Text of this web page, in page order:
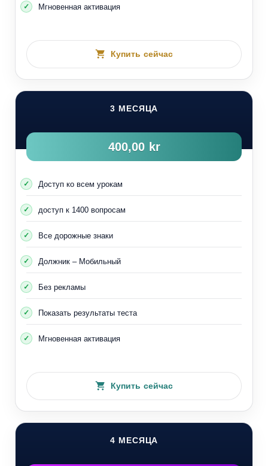
Мгновенная активация
Купить сейчас
3 МЕСЯЦА
400,00 kr
Доступ ко всем урокам
доступ к 1400 вопросам
Все дорожные знаки
Должник – Мобильный
Без рекламы
Показать результаты теста
Мгновенная активация
Купить сейчас
4 МЕСЯЦА